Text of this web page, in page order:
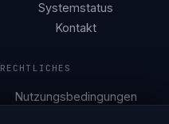
Systemstatus
Kontakt
RECHTLICHES
Nutzungsbedingungen